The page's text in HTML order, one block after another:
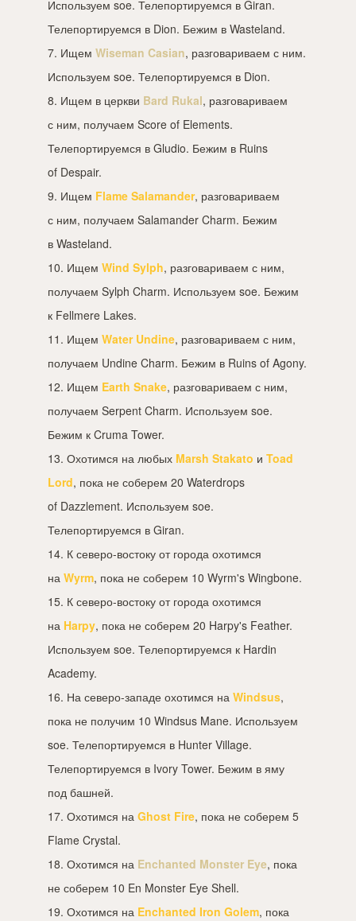
Используем soe. Телепортируемся в Giran.
Телепортируемся в Dion. Бежим в Wasteland.
7. Ищем Wiseman Casian, разговариваем с ним.
Используем soe. Телепортируемся в Dion.
8. Ищем в церкви Bard Rukal, разговариваем
с ним, получаем Score of Elements.
Телепортируемся в Gludio. Бежим в Ruins
of Despair.
9. Ищем Flame Salamander, разговариваем
с ним, получаем Salamander Charm. Бежим
в Wasteland.
10. Ищем Wind Sylph, разговариваем с ним,
получаем Sylph Charm. Используем soe. Бежим
к Fellmere Lakes.
11. Ищем Water Undine, разговариваем с ним,
получаем Undine Charm. Бежим в Ruins of Agony.
12. Ищем Earth Snake, разговариваем с ним,
получаем Serpent Charm. Используем soe.
Бежим к Cruma Tower.
13. Охотимся на любых Marsh Stakato и Toad
Lord, пока не соберем 20 Waterdrops
of Dazzlement. Используем soe.
Телепортируемся в Giran.
14. К северо-востоку от города охотимся
на Wyrm, пока не соберем 10 Wyrm's Wingbone.
15. К северо-востоку от города охотимся
на Harpy, пока не соберем 20 Harpy's Feather.
Используем soe. Телепортируемся к Hardin
Academy.
16. На северо-западе охотимся на Windsus,
пока не получим 10 Windsus Mane. Используем
soe. Телепортируемся в Hunter Village.
Телепортируемся в Ivory Tower. Бежим в яму
под башней.
17. Охотимся на Ghost Fire, пока не соберем 5
Flame Crystal.
18. Охотимся на Enchanted Monster Eye, пока
не соберем 10 En Monster Eye Shell.
19. Охотимся на Enchanted Iron Golem, пока